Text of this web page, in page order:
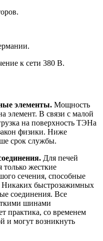
к сети 380 В.
элементы. Мощность
элемент. В связи с малой
на поверхность ТЭНа
физики. Ниже
срок службы.
Для печей
только жесткие
сечения, способные
Никаких быстрозажимных
соединения. Все
шинами
практика, со временем
и могут возникнуть